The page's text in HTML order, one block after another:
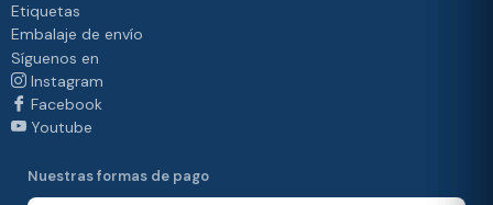
Etiquetas
Embalaje de envío
Síguenos en
Instagram
Facebook
Youtube
Nuestras formas de pago